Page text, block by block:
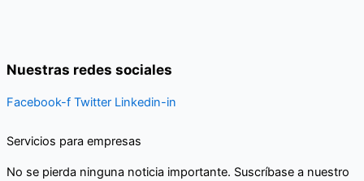
Nuestras redes sociales
Facebook-f Twitter Linkedin-in
Servicios para empresas
No se pierda ninguna noticia importante. Suscríbase a nuestro